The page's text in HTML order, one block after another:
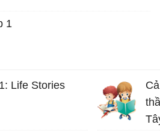
1
Life Stories